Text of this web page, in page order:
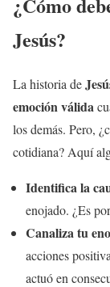
Jesús?
La historia de
emoción válida
los demás. Pero,
cotidiana? Aquí
Identifica la
enojado. ¿Es
Canaliza tu
acciones
actuó en